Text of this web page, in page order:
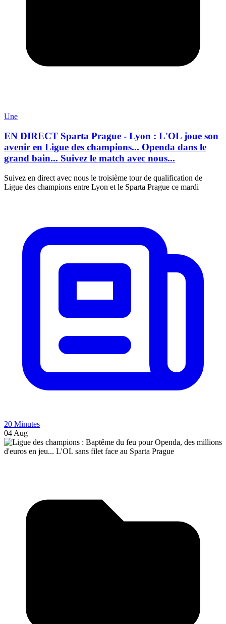
Une
EN DIRECT Sparta Prague - Lyon : L'OL joue son
avenir en Ligue des champions... Openda dans le
grand bain... Suivez le match avec nous...
Suivez en direct avec nous le troisième tour de qualification de
Ligue des champions entre Lyon et le Sparta Prague ce mardi
20 Minutes
04 Aug